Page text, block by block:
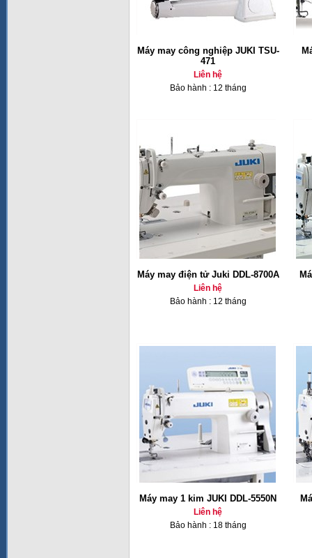
Máy may công nghiệp JUKI TSU-
471
Liên hệ
Bảo hành : 12 tháng
Máy may điện tử Juki DDL-8700A
Liên hệ
Bảo hành : 12 tháng
Máy may 1 kim JUKI DDL-5550N
Liên hệ
Bảo hành : 18 tháng